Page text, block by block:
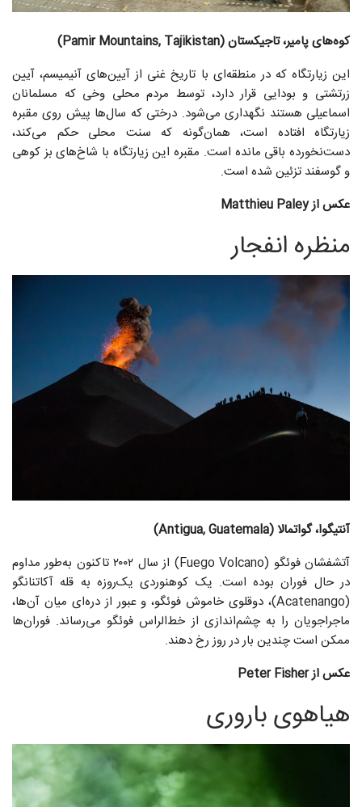
کوه‌های پامیر، تاجیکستان (Pamir Mountains, Tajikistan)
این زیارتگاه که در منطقه‌ای با تاریخ غنی از آیین‌های آنیمیسم، آیین
زرتشتی و بودایی قرار دارد، توسط مردم محلی وخی که مسلمانان
اسماعیلی هستند نگهداری می‌شود. درختی که سال‌ها پیش روی مقبره
زیارتگاه افتاده است، همان‌گونه که سنت محلی حکم می‌کند،
دست‌نخورده باقی مانده است. مقبره این زیارتگاه با شاخ‌های بز کوهی
و گوسفند تزئین شده است.
عکس از Matthieu Paley
منظره انفجار
آنتیگوا، گواتمالا (Antigua, Guatemala)
آتشفشان فوئگو (Fuego Volcano) از سال ۲۰۰۲ تاکنون به‌طور مداوم
در حال فوران بوده است. یک کوهنوردی یک‌روزه به قله آکاتنانگو
(Acatenango)، دوقلوی خاموش فوئگو، و عبور از دره‌ای میان آن‌ها،
ماجراجویان را به چشم‌اندازی از خط‌الراس فوئگو می‌رساند. فوران‌ها
ممکن است چندین بار در روز رخ دهند.
عکس از Peter Fisher
هیاهوی باروری